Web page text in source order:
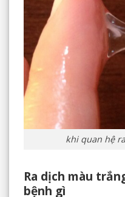
khi quan hệ
Ra dịch màu
bệnh gì